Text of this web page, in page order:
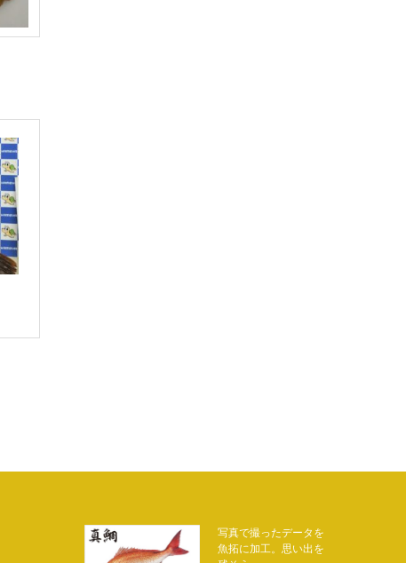
写真で撮ったデータを
魚拓に加工。思い出を